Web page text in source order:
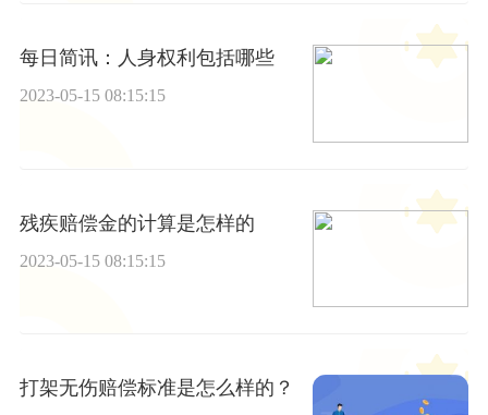
每日简讯：人身权利包括哪些
2023-05-15 08:15:15
残疾赔偿金的计算是怎样的
2023-05-15 08:15:15
打架无伤赔偿标准是怎么样的？